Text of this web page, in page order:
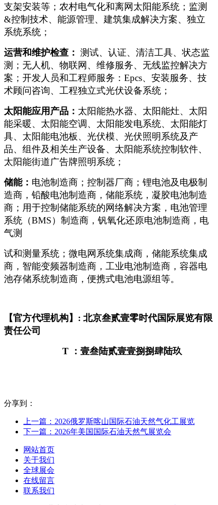
支架安装等；农村电气化和离网太阳能系统；监测
&控制技术、能源管理、建筑集成解决方案、独立
系统系统；
运营和维护检查： 测试、认证、清洁工具、状态监
测；无人机、物联网、维修服务、无线监控解决方
案；开发人员和工程师服务：Epcs、安装服务、技
术顾问咨询、工程独立式光伏设备系统；
太阳能应用产品： 太阳能热水器、太阳能灶、太阳
能采暖、太阳能空调、太阳能发电系统、太阳能灯
具、太阳能电池板、光伏模、光伏照明系统及产
品、组件及相关生产设备、太阳能系统控制软件、
太阳能街道广告牌照明系统；
储能： 电池制造商；控制器厂商；锂电池及电极制
造商，铅酸电池制造商，储能系统，凝胶电池制造
商；用于控制储能系统的网络解决方案，电池管理
系统（BMS）制造商，钒氧化还原电池制造商，电
气测
试和测量系统；微电网系统集成商，储能系统集成
商，智能变频器制造商，工业电池制造商，容器电
池存储系统制造商，便携式电池电源组等。
【官方代理机构】: 北京叁贰壹零时代国际展览有限
责任公司
T
：壹叁陆贰壹壹捌捌肆陆玖
分享到：
上一篇：2026俄罗斯喀山国际石油天然气化工展览
下一篇：2026年美国国际石油天然气展览会
网站首页
关于我们
全球展会
在线留言
联系我们